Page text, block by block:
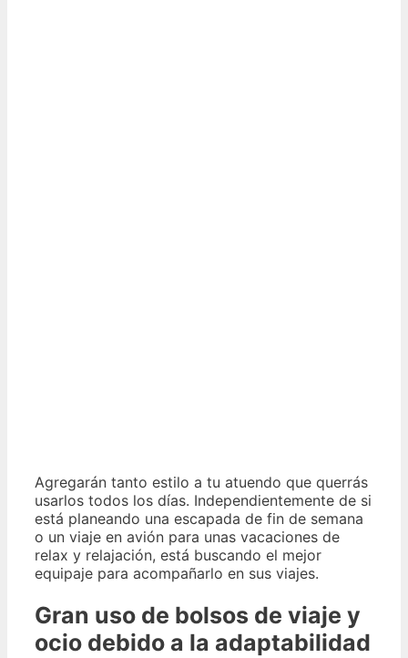
Agregarán tanto estilo a tu atuendo que querrás
usarlos todos los días. Independientemente de si
está planeando una escapada de fin de semana
o un viaje en avión para unas vacaciones de
relax y relajación, está buscando el mejor
equipaje para acompañarlo en sus viajes.
Gran uso de bolsos de viaje y
ocio debido a la adaptabilidad